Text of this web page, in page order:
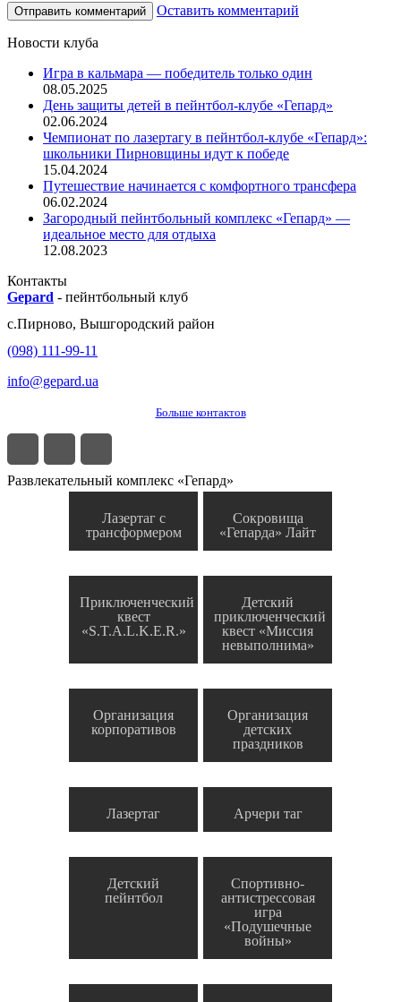
Оставить комментарий
Новости клуба
Игра в кальмара — победитель только один
08.05.2025
День защиты детей в пейнтбол-клубе «Гепард»
02.06.2024
Чемпионат по лазертагу в пейнтбол-клубе «Гепард»:
школьники Пирновщины идут к победе
15.04.2024
Путешествие начинается с комфортного трансфера
06.02.2024
Загородный пейнтбольный комплекс «Гепард» —
идеальное место для отдыха
12.08.2023
Контакты
Gepard - пейнтбольный клуб
с.Пирново, Вышгородский район
(098) 111-99-11
info@gepard.ua
Больше контактов
Развлекательный комплекс «Гепард»
Лазертаг с
трансформером
Сокровища
«Гепарда» Лайт
Приключенческий
квест
«S.T.A.L.K.E.R.»
Детский
приключенческий
квест «Миссия
невыполнима»
Организация
корпоративов
Организация
детских
праздников
Лазертаг Арчери таг
Детский
пейнтбол
Спортивно-
антистрессовая
игра
«Подушечные
войны»